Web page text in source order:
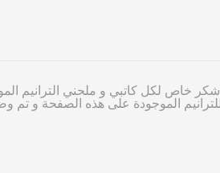
خاص لكل كاتبي و ملحني الترانيم
للترانيم الموجودة على هذه الصفحة و